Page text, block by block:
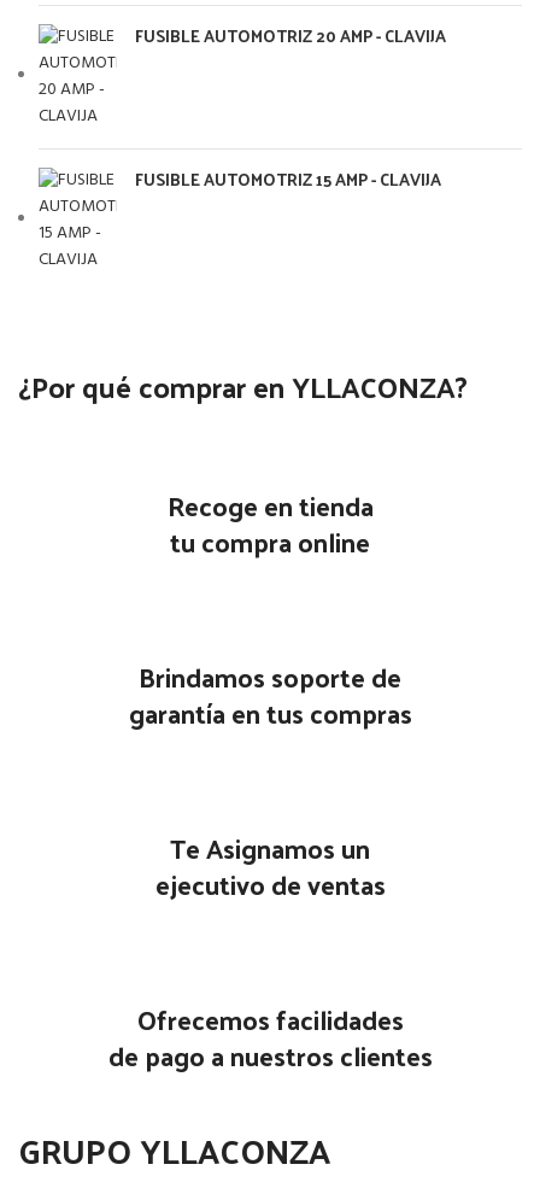
FUSIBLE AUTOMOTRIZ 20 AMP - CLAVIJA
FUSIBLE AUTOMOTRIZ 15 AMP - CLAVIJA
¿Por qué comprar en YLLACONZA?
Recoge en tienda
tu compra online
Brindamos soporte de
garantía en tus compras
Te Asignamos un
ejecutivo de ventas
Ofrecemos facilidades
de pago a nuestros clientes
GRUPO YLLACONZA